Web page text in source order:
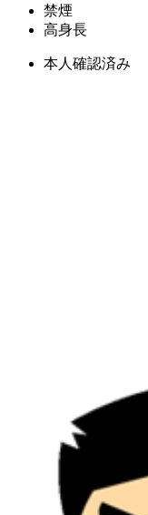
禁煙
高身長
本人確認済み